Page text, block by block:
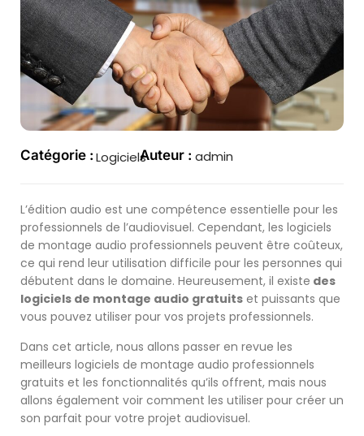
Catégorie : LogicielsAuteur : admin
L’édition audio est une compétence essentielle pour les
professionnels de l’audiovisuel. Cependant, les logiciels
de montage audio professionnels peuvent être coûteux,
ce qui rend leur utilisation difficile pour les personnes qui
débutent dans le domaine. Heureusement, il existe des
logiciels de montage audio gratuits et puissants que
vous pouvez utiliser pour vos projets professionnels.
Dans cet article, nous allons passer en revue les
meilleurs logiciels de montage audio professionnels
gratuits et les fonctionnalités qu’ils offrent, mais nous
allons également voir comment les utiliser pour créer un
son parfait pour votre projet audiovisuel.